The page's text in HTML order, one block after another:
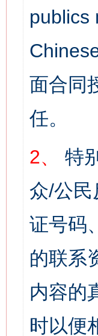
publics
面合同
任。
2、
特
众/公民
证号码
的联系
内容的
时以便